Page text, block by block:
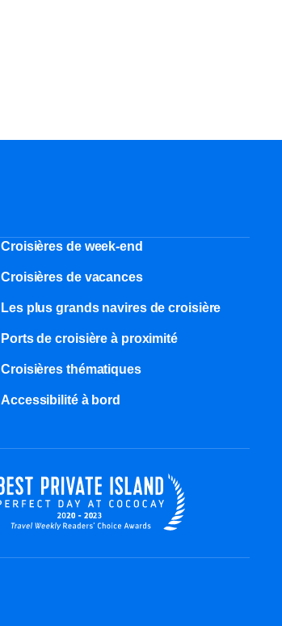
Croisières de week-end
Croisières de vacances
Les plus grands navires de croisière
Ports de croisière à proximité
Croisières thématiques
Accessibilité à bord​